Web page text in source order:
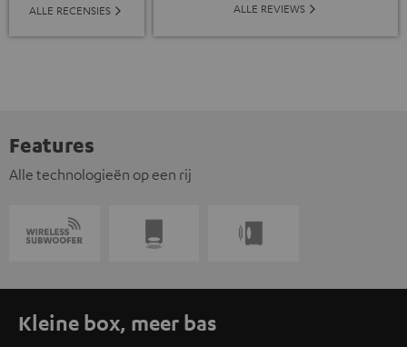
ALLE RECENSIES ALLE REVIEWS
Features
Alle technologieën op een rij
Kleine box, meer bas